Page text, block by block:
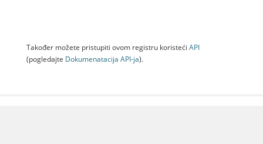
Također možete pristupiti ovom registru koristeći API
(pogledajte Dokumenаtаcijа API-jа).